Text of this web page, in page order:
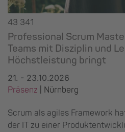
43 341
Professional Scrum
Teams mit Disziplin und
Höchstleistung bringt
21. - 23.10.2026
Präsenz
Nürnberg
Scrum als agiles Framework
der IT zu einer